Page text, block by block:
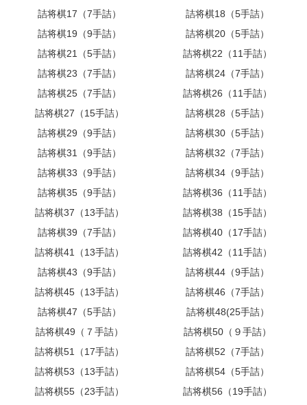
詰将棋17（7手詰）
詰将棋18（5手詰）
詰将棋19（9手詰）
詰将棋20（5手詰）
詰将棋21（5手詰）
詰将棋22（11手詰）
詰将棋23（7手詰）
詰将棋24（7手詰）
詰将棋25（7手詰）
詰将棋26（11手詰）
詰将棋27（15手詰）
詰将棋28（5手詰）
詰将棋29（9手詰）
詰将棋30（5手詰）
詰将棋31（9手詰）
詰将棋32（7手詰）
詰将棋33（9手詰）
詰将棋34（9手詰）
詰将棋35（9手詰）
詰将棋36（11手詰）
詰将棋37（13手詰）
詰将棋38（15手詰）
詰将棋39（7手詰）
詰将棋40（17手詰）
詰将棋41（13手詰）
詰将棋42（11手詰）
詰将棋43（9手詰）
詰将棋44（9手詰）
詰将棋45（13手詰）
詰将棋46（7手詰）
詰将棋47（5手詰）
詰将棋48(25手詰）
詰将棋49（７手詰）
詰将棋50（９手詰）
詰将棋51（17手詰）
詰将棋52（7手詰）
詰将棋53（13手詰）
詰将棋54（5手詰）
詰将棋55（23手詰）
詰将棋56（19手詰）